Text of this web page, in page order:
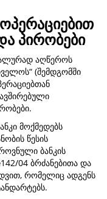
პირობები
აღწეროს
(შემდგომში
მოქმედებს
წესის
ბანკის
04 ბრძანებითა და
რომელიც ადგენს